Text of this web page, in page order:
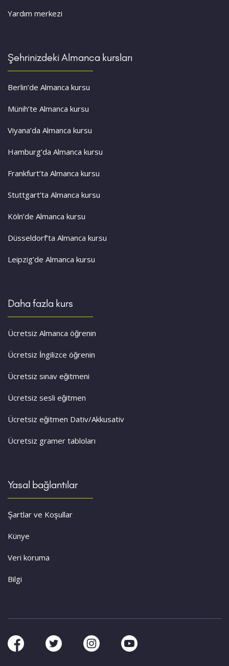
Yardım merkezi
Şehrinizdeki Almanca kursları
Berlin’de Almanca kursu
Münih’te Almanca kursu
Viyana’da Almanca kursu
Hamburg’da Almanca kursu
Frankfurt’ta Almanca kursu
Stuttgart’ta Almanca kursu
Köln’de Almanca kursu
Düsseldorf’ta Almanca kursu
Leipzig’de Almanca kursu
Daha fazla kurs
Ücretsiz Almanca öğrenin
Ücretsiz İngilizce öğrenin
Ücretsiz sınav eğitmeni
Ücretsiz sesli eğitmen
Ücretsiz eğitmen Dativ/Akkusativ
Ücretsiz gramer tabloları
Yasal bağlantılar
Şartlar ve Koşullar
Künye
Veri koruma
Bilgi